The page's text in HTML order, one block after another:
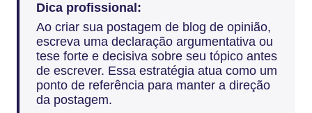
Dica profissional:
Ao criar sua postagem de blog de opinião,
escreva uma declaração argumentativa ou
tese forte e decisiva sobre seu tópico antes
de escrever. Essa estratégia atua como um
ponto de referência para manter a direção
da postagem.